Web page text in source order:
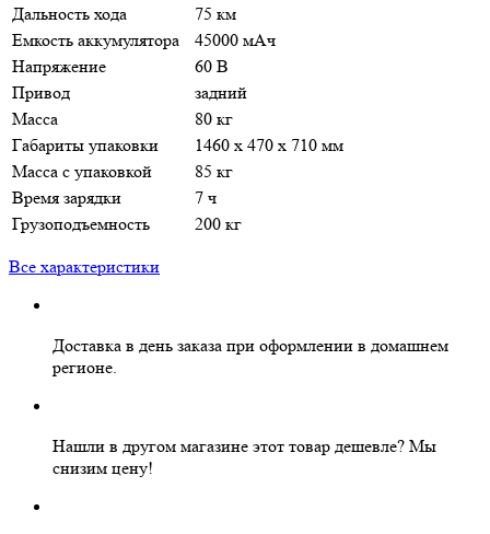
Дальность хода
75 км
Емкость аккумулятора
45000 мАч
Напряжение
60 В
Привод
задний
Масса
80 кг
Габариты упаковки
1460 х 470 х 710 мм
Масса с упаковкой
85 кг
Время зарядки
7 ч
Грузоподъемность
200 кг
Все характеристики
Доставка в день заказа при оформлении в домашнем
регионе.
Нашли в другом магазине этот товар дешевле? Мы
снизим цену!